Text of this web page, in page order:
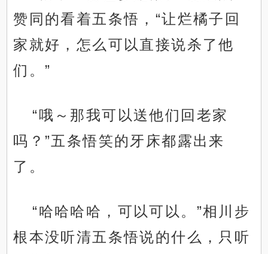
赞同的看着五条悟，“让烂橘子回
家就好，怎么可以直接说杀了他
们。”
“哦～那我可以送他们回老家
吗？”五条悟笑的牙床都露出来
了。
“哈哈哈哈，可以可以。”相川步
根本没听清五条悟说的什么，只听